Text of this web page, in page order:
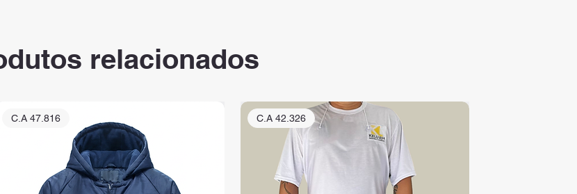
relacionados
C.A 47.816 C.A 42.326